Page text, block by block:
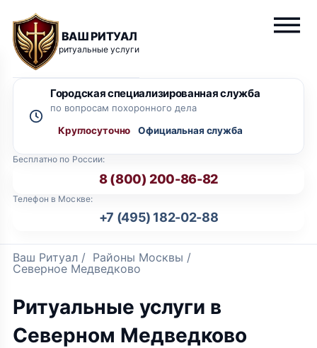
ВАШ РИТУАЛ
ритуальные услуги
Бесплатно по России:
8 (800) 200-86-82
Телефон в Москве:
+7 (495) 182-02-88
Городская специализированная служба
по вопросам похоронного дела
Круглосуточно
Ваш Ритуал / Районы Москвы /
Северное Медведково
Ритуальные услуги в
Северном Медведково